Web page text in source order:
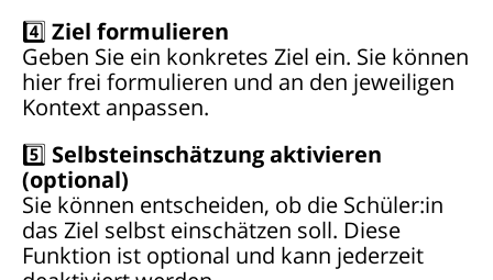
4️⃣ Ziel formulieren
Geben Sie ein konkretes Ziel ein. Sie können
hier frei formulieren und an den jeweiligen
Kontext anpassen.
5️⃣ Selbsteinschätzung aktivieren
(optional)
Sie können entscheiden, ob die Schüler:in
das Ziel selbst einschätzen soll. Diese
Funktion ist optional und kann jederzeit